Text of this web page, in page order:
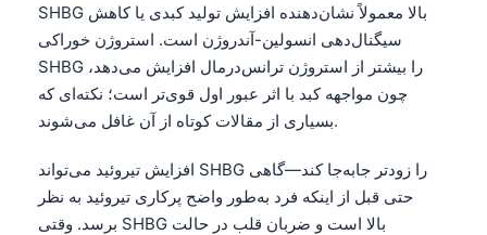
SHBG بالا معمولاً نشان‌دهنده افزایش تولید کبدی یا کاهش
سیگنال‌دهی انسولین-آندروژن است. استروژن خوراکی
SHBG را بیشتر از استروژن ترانس‌درمال افزایش می‌دهد،
چون مواجهه کبد با اثر عبور اول قوی‌تر است؛ نکته‌ای که
بسیاری از مقالات کوتاه از آن غافل می‌شوند.
افزایش تیروئید می‌تواند SHBG را زودتر جابه‌جا کند—گاهی
حتی قبل از اینکه فرد به‌طور واضح پرکاری تیروئید به نظر
برسد. وقتی SHBG بالا است و ضربان قلب در حالت